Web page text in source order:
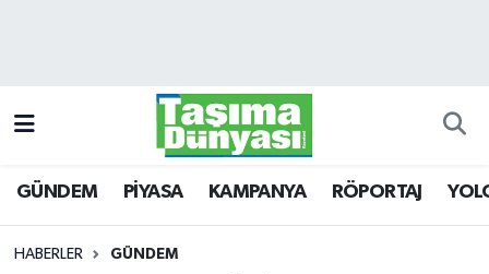
GÜNDEM PİYASA KAMPANYA RÖPORTAJ
HABERLER GÜNDEM
KAMPANYA
RÖPORTAJ
Trafik Durumu
Süper Lig Puan Durumu ve Fikstür
Tüm Manşetler